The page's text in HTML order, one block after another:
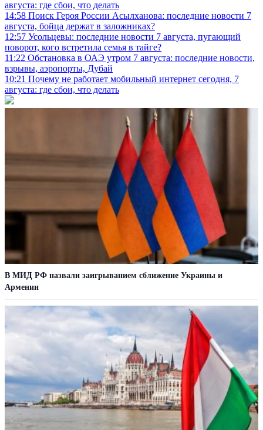
августа: где сбои, что делать
14:58 Поиск Героя России Асылханова: последние новости 7
августа, бойца держат в заложниках?
12:57 Усольцевы: последние новости 7 августа, пугающий
поворот, кого встретила семья в тайге?
11:22 Обстановка в ОАЭ утром 7 августа: последние новости,
взрывы, аэропорты, Дубай
10:21 Почему не работает мобильный интернет сегодня, 7
августа: где сбои, что делать
В МИД РФ назвали заигрыванием сближение Украины и
Армении